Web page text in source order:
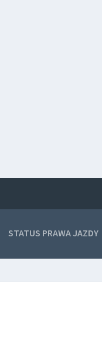
STATUS PRAWA JAZDY